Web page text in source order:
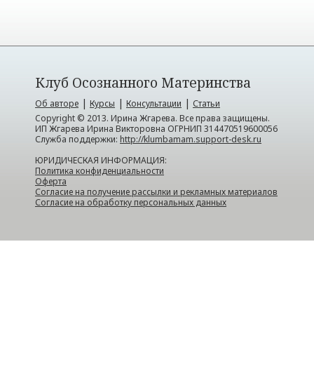
Клуб Осознанного Материнства
Об авторе | Курсы | Консультации | Статьи
Copyright © 2013. Ирина Жгарева. Все права защищены.
ИП Жгарева Ирина Викторовна ОГРНИП 314470519600056
Служба поддержки: http://klumbamam.support-desk.ru
ЮРИДИЧЕСКАЯ ИНФОРМАЦИЯ:
Политика конфиденциальности
Оферта
Согласие на получение рассылки и рекламных материалов
Согласие на обработку персональных данных